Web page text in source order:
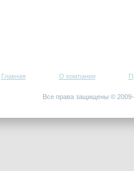
Главная О компании
Все права защищены ©